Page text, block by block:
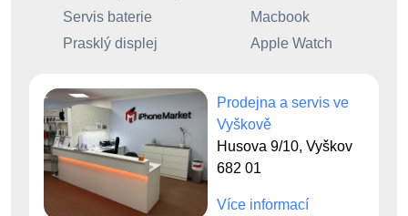
Servis baterie
Prasklý displej
Macbook
Apple Watch
Prodejna a servis ve
Vyškově
Husova 9/10, Vyškov
682 01
Více informací